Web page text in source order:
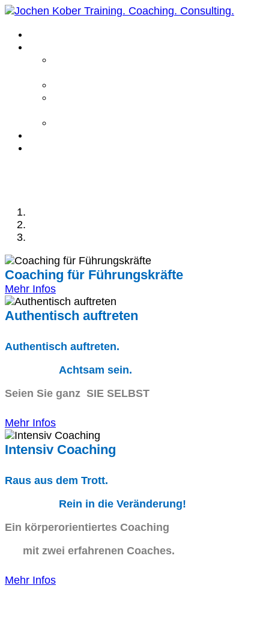
Coaching für Führungskräfte
Mehr Infos
Authentisch auftreten
Authentisch auftreten.
Achtsam sein.
Seien Sie ganz SIE SELBST
Mehr Infos
Intensiv Coaching
Raus aus dem Trott.
Rein in die Veränderung!
Ein körperorientiertes Coaching
mit zwei erfahrenen Coaches.
Mehr Infos